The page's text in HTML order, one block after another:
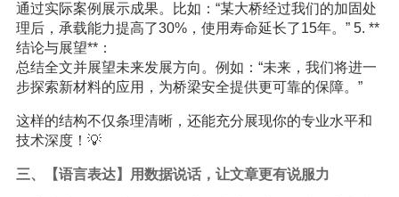
通过实际案例展示成果。比如：“某大桥经过我们的加固处
理后，承载能力提高了30%，使用寿命延长了15年。” 5. **
结论与展望**：
总结全文并展望未来发展方向。例如：“未来，我们将进一
步探索新材料的应用，为桥梁安全提供更可靠的保障。”
这样的结构不仅条理清晰，还能充分展现你的专业水平和
技术深度！💡
三、【语言表达】用数据说话，让文章更有说服力